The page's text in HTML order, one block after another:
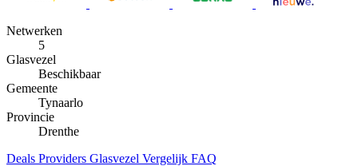
Netwerken
5
Glasvezel
Beschikbaar
Gemeente
Tynaarlo
Provincie
Drenthe
Deals Providers Glasvezel Vergelijk FAQ